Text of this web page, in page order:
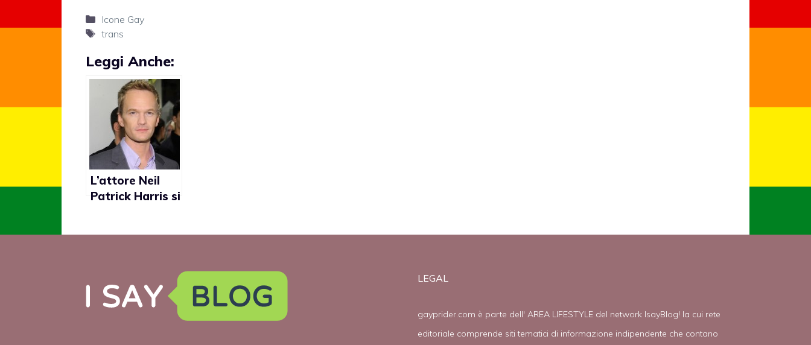
Categorie
Icone Gay
Tag
trans
Leggi Anche:
L’attore Neil
Patrick Harris si
LEGAL
gayprider.com è parte dell' AREA LIFESTYLE del network IsayBlog! la cui rete
editoriale comprende siti tematici di informazione indipendente che contano